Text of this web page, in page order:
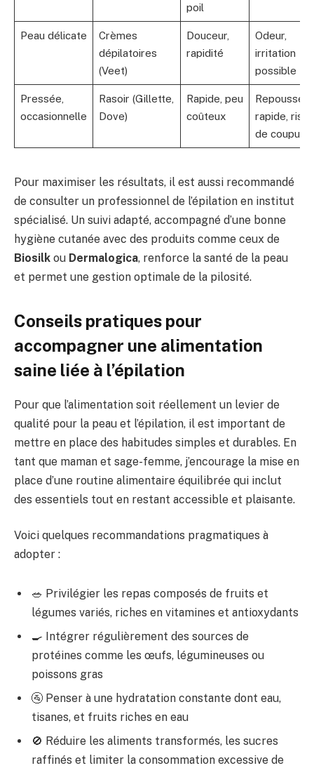
poil
Peau délicate
Crèmes
dépilatoires
(Veet)
Douceur,
rapidité
Odeur,
irritation
possible
Pressée,
occasionnelle
Rasoir (Gillette,
Dove)
Rapide, peu
coûteux
Repousse
rapide,
de
Pour maximiser les résultats, il est aussi recommandé
de consulter un professionnel de l’épilation en institut
spécialisé. Un suivi adapté, accompagné d’une bonne
hygiène cutanée avec des produits comme ceux de
Biosilk ou Dermalogica, renforce la santé de la peau
et permet une gestion optimale de la pilosité.
Conseils pratiques pour
accompagner une alimentation
saine liée à l’épilation
Pour que l’alimentation soit réellement un levier de
qualité pour la peau et l’épilation, il est important de
mettre en place des habitudes simples et durables. En
tant que maman et sage-femme, j’encourage la mise en
place d’une routine alimentaire équilibrée qui inclut
des essentiels tout en restant accessible et plaisante.
Voici quelques recommandations pragmatiques à
adopter :
🥗 Privilégier les repas composés de fruits et
légumes variés, riches en vitamines et antioxydants
🍳 Intégrer régulièrement des sources de
protéines comme les œufs, légumineuses ou
poissons gras
🚰 Penser à une hydratation constante dont eau,
tisanes, et fruits riches en eau
🚫 Réduire les aliments transformés, les sucres
raffinés et limiter la consommation excessive de